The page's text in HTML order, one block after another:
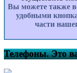
Вы можете также
удобными
части
Телефоны. Это